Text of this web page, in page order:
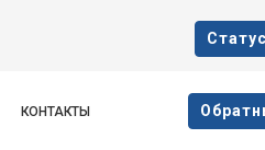
КОНТАКТЫ